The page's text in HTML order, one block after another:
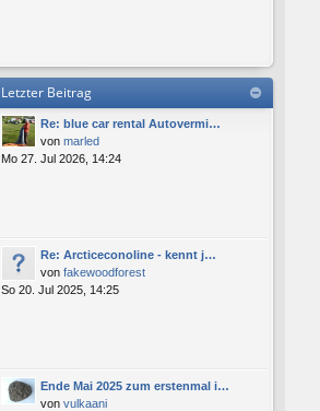
Letzter Beitrag
Re: blue car rental Autovermi…
von marled
Mo 27. Jul 2026, 14:24
Re: Arcticeconoline - kennt j…
von fakewoodforest
So 20. Jul 2025, 14:25
Ende Mai 2025 zum erstenmal i…
von vulkaani